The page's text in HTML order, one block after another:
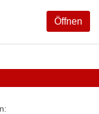
Öffnen